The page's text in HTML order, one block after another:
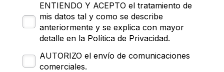
ENTIENDO Y ACEPTO el tratamiento de
mis datos tal y como se describe
anteriormente y se explica con mayor
detalle en la Política de Privacidad.
AUTORIZO el envío de comunicaciones
comerciales.